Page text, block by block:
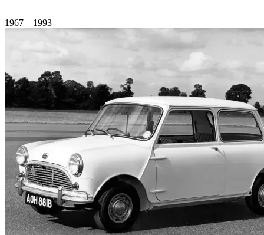
1967—1993